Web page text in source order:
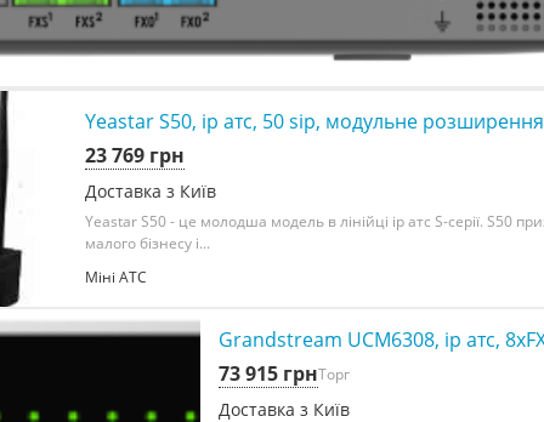
Yeastar S50, ip атс, 50 sip, модульне розширення
23 769 грн
Доставка з Київ
Yeastar S50 - це молодша модель в лінійці ip атс S-серії. S50
малого бізнесу і...
Міні АТС
Grandstream UCM6308, ip атс,
73 915 грнТорг
Доставка з Київ